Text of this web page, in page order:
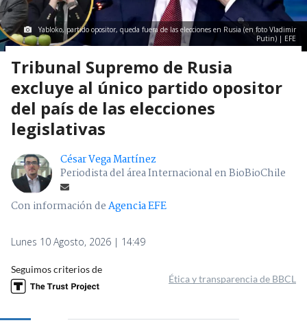
Yabloko, partido opositor, queda fuera de las elecciones en Rusia (en foto Vladimir
Putin) | EFE
Tribunal Supremo de Rusia
excluye al único partido opositor
del país de las elecciones
legislativas
César Vega Martínez
Periodista del área Internacional en BioBioChile
Con información deAgencia EFE
Lunes 10 Agosto, 2026 | 14:49
Seguimos criterios de
Ética y transparencia de BBCL